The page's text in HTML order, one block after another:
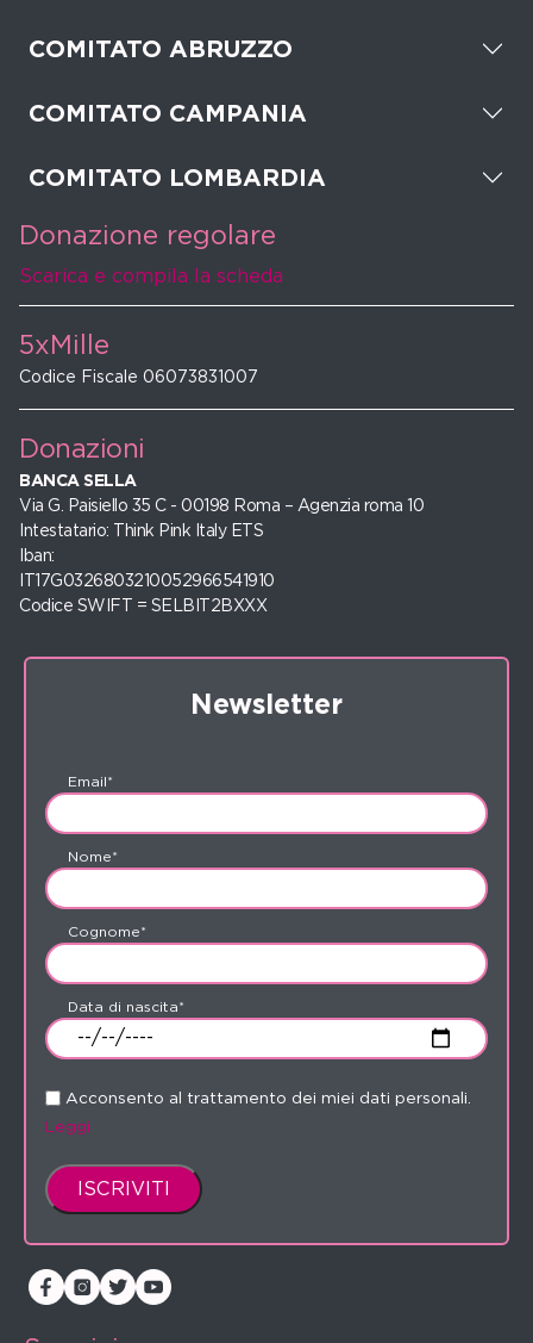
COMITATO ABRUZZO
COMITATO CAMPANIA
COMITATO LOMBARDIA
Donazione regolare
Scarica e compila la scheda
5xMille
Codice Fiscale 06073831007
Donazioni
BANCA SELLA
Via G. Paisiello 35 C - 00198 Roma – Agenzia roma 10
Intestatario: Think Pink Italy ETS
Iban:
IT17G0326803210052966541910
Codice SWIFT = SELBIT2BXXX
Newsletter
Email*
Nome*
Cognome*
Data di nascita*
Acconsento al trattamento dei miei dati personali.
Leggi